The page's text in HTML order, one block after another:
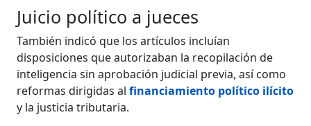
Juicio político a jueces
También indicó que los artículos incluían
disposiciones que autorizaban la recopilación de
inteligencia sin aprobación judicial previa, así como
reformas dirigidas alfinanciamiento político ilícito
y la justicia tributaria.